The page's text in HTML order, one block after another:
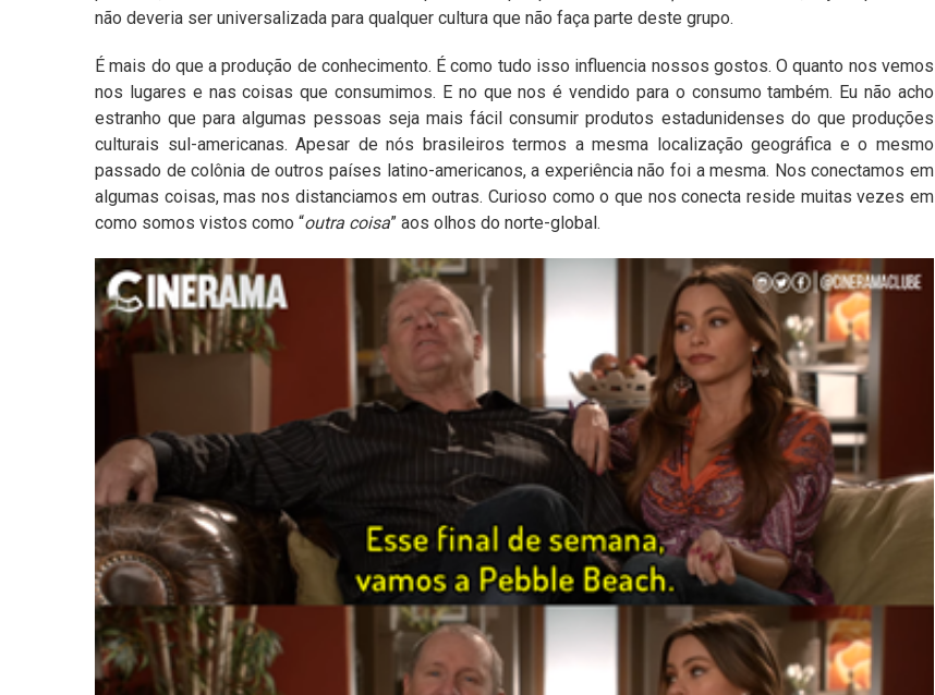
não deveria ser universalizada para qualquer cultura que não faça parte deste grupo.
É mais do que a produção de conhecimento. É como tudo isso influencia nossos gostos. O quanto nos vemos
nos lugares e nas coisas que consumimos. E no que nos é vendido para o consumo também. Eu não acho
estranho que para algumas pessoas seja mais fácil consumir produtos estadunidenses do que produções
culturais sul-americanas. Apesar de nós brasileiros termos a mesma localização geográfica e o mesmo
passado de colônia de outros países latino-americanos, a experiência não foi a mesma. Nos conectamos em
algumas coisas, mas nos distanciamos em outras. Curioso como o que nos conecta reside muitas vezes em
como somos vistos como “outra coisa” aos olhos do norte-global.